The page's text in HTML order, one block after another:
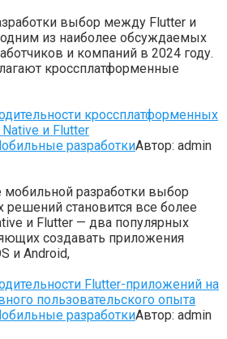
выбор между Flutter и
одним из наиболее обсуждаемых
и компаний в 2024 году.
кроссплатформенные
кроссплатформенных
и Flutter
разработкиАвтор: admin
разработки выбор
становится все более
и Flutter — два популярных
создавать приложения
и Android,
Flutter-приложений на
пользовательского опыта
разработкиАвтор: admin